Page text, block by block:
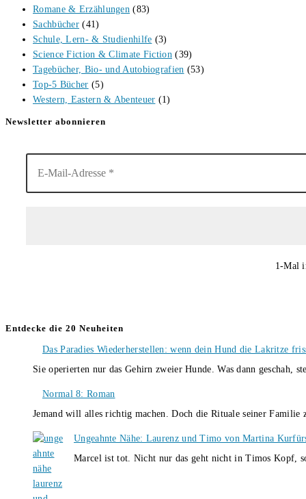
Romane & Erzählungen (83)
Sachbücher (41)
Schule, Lern- & Studienhilfe (3)
Science Fiction & Climate Fiction (39)
Tagebücher, Bio- und Autobiografien (53)
Top-5 Bücher (5)
Western, Eastern & Abenteuer (1)
Newsletter abonnieren
1-Mal
Entdecke die 20 Neuheiten
Das Paradies Wiederherstellen: wenn dein Hund die Lakritze
Sie operierten nur das Gehirn zweier Hunde. Was dann
Normal 8: Roman
Jemand will alles richtig machen. Doch die Rituale seiner
Ungeahnte Nähe: Laurenz und Timo von Martina
Marcel ist tot. Nicht nur das geht nicht in Timos Kopf,